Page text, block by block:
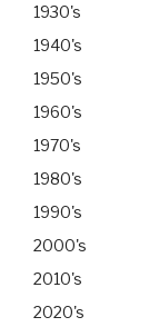
1930's
1940's
1950's
1960's
1970's
1980's
1990's
2000's
2010's
2020's